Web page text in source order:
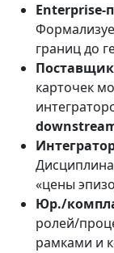
границ до
карточек
«цены
Юр./
ролей/
рамками и